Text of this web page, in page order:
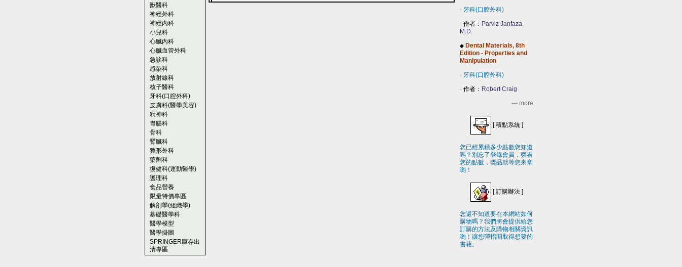
獸醫科
神經外科
神經內科
小兒科
心臟內科
心臟血管外科
急診科
感染科
放射線科
核子醫科
牙科(口腔外科)
皮膚科(醫學美容)
精神科
胃腸科
骨科
腎臟科
整形外科
藥劑科
復健科(運動醫學)
護理科
食品營養
限量特價專區
解剖學(組織學)
基礎醫學科
醫學模型
醫學掛圖
SPRINGER庫存出
清專區
- 牙科(口腔外科)
- 作者： Parviz Janfaza
M.D.
◆ Dental Materials, 8th
Edition - Properties and
Manipulation
- 牙科(口腔外科)
- 作者： Robert Craig
--- more
[積點系統 ]
您已經累積多少點數您知道
嗎？別忘了登錄會員，察看
您的點數，獎品就等您來拿
喲！
[訂購辦法]
您還不知道要在本網站如何
購物嗎？我們將會提供給您
訂購的方法及購物相關資訊
喲！讓您彈指間取得想要的
書藉。